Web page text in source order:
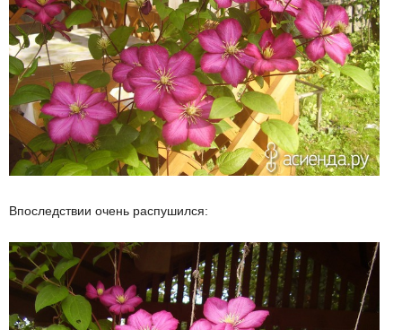
Впоследствии очень распушился: